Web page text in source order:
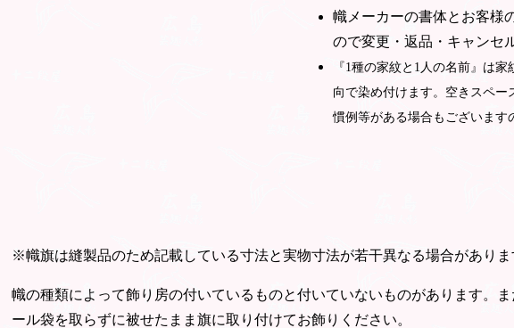
幟メーカーの書体とお客様
ので変更・返品・キャンセ
『1種の家紋と1人の名前』は
向で染め付けます。空きスペ
慣例等がある場合もございます
※幟旗は縫製品のため記載している寸法と実物寸法が若干異なる場合がありま
幟の種類によって飾り房の付いているものと付いていないものがあります。
ール袋を取らずに被せたまま旗に取り付けてお飾りください。